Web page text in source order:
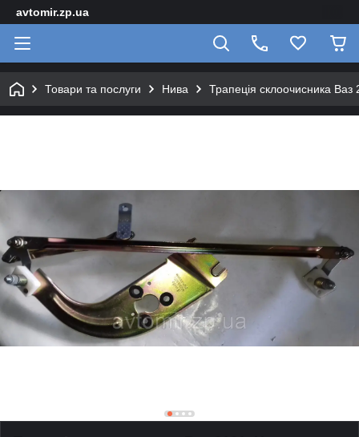
avtomir.zp.ua
Товари та послуги Нива Трапеція склоочисника